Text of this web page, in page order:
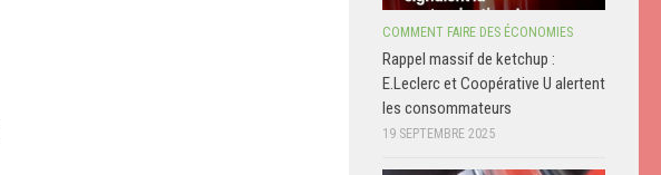
COMMENT FAIRE DES ÉCONOMIES
Rappel massif de ketchup :
E.Leclerc et Coopérative U alertent
les consommateurs
19 SEPTEMBRE 2025